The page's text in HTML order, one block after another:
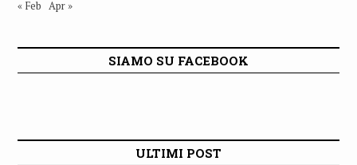
« Feb Apr »
SIAMO SU FACEBOOK
ULTIMI POST